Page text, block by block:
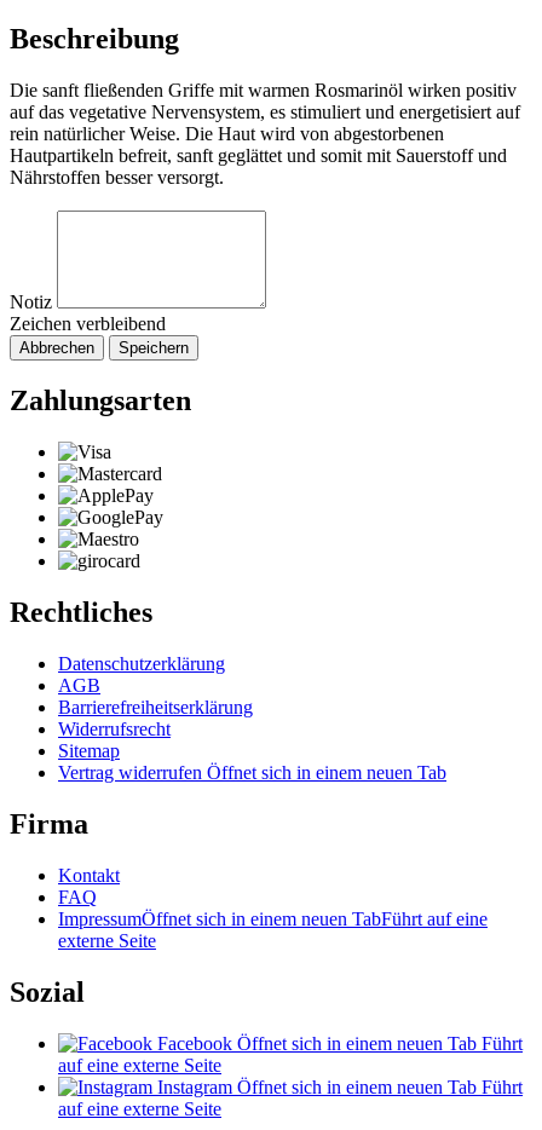
Beschreibung
Die sanft fließenden Griffe mit warmen Rosmarinöl wirken positiv
auf das vegetative Nervensystem, es stimuliert und energetisiert auf
rein natürlicher Weise. Die Haut wird von abgestorbenen
Hautpartikeln befreit, sanft geglättet und somit mit Sauerstoff und
Nährstoffen besser versorgt.
Notiz
Zeichen verbleibend
Abbrechen Speichern
Zahlungsarten
Rechtliches
Datenschutzerklärung
AGB
Barrierefreiheitserklärung
Widerrufsrecht
Sitemap
Vertrag widerrufen Öffnet sich in einem neuen Tab
Firma
Kontakt
FAQ
ImpressumÖffnet sich in einem neuen TabFührt auf eine
externe Seite
Sozial
Facebook Öffnet sich in einem neuen Tab Führt
auf eine externe Seite
Instagram Öffnet sich in einem neuen Tab Führt
auf eine externe Seite